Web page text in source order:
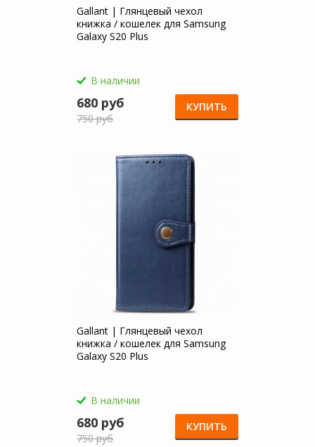
Gallant | Глянцевый чехол
книжка / кошелек для Samsung
Galaxy S20 Plus
В наличии
680 руб
750 руб
КУПИТЬ
Gallant | Глянцевый чехол
книжка / кошелек для Samsung
Galaxy S20 Plus
В наличии
680 руб
750 руб
КУПИТЬ